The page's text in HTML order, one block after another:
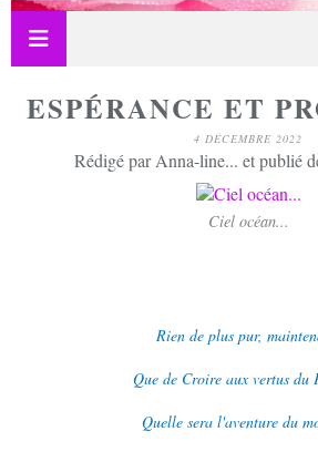
ESPÉRANCE ET
4 DÉCEMBRE 2022
Rédigé par Anna-line... et publié
Ciel océan...
Rien de plus pur,
Que de Croire aux vertus du
Quelle sera l'aventure du